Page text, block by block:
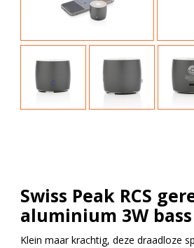
Swiss Peak RCS
aluminium 3W
Klein maar krachtig, deze draadloze